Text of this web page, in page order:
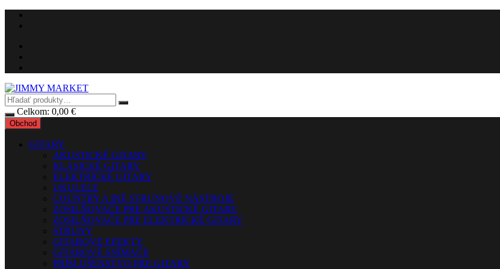
Preskočiť
Celkom: 0,00 €
Obchod
GITARY
AKUSTICKÉ GITARY
KLASICKÉ GITARY
ELEKTRICKÉ GITARY
UKULELE
COUNTRY A INÉ STRUNOVÉ NÁSTROJE
ZOSILŇOVAČE PRE AKUSTICKÉ GITARY
ZOSILŇOVAČE PRE ELEKTRICKÉ GITARY
STRUNY
GITAROVÉ EFEKTY
GITAROVÉ SNÍMAČE
PRÍSLUŠENSTVO PRE GITARY